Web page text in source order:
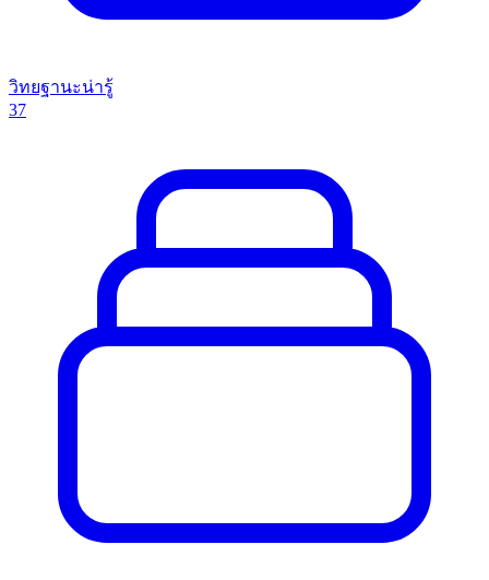
วิทยฐานะน่ารู้
37